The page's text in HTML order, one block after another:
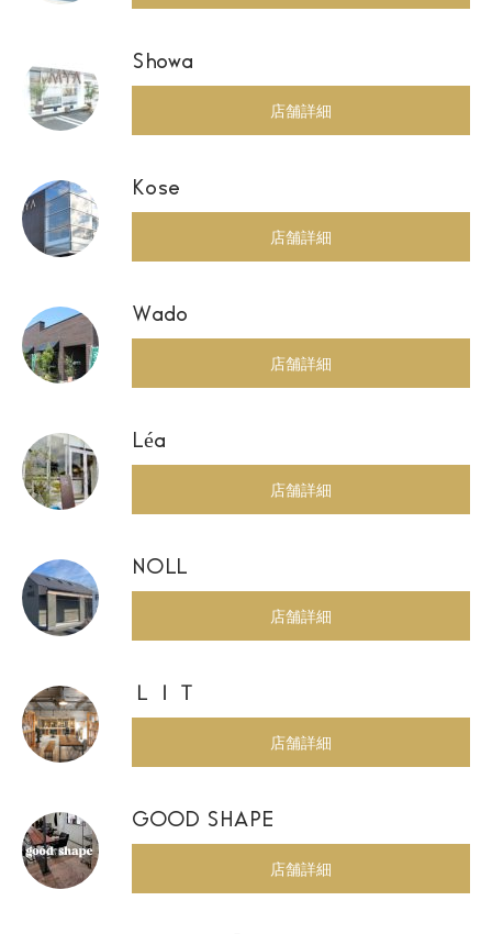
Showa
店舗詳細
Kose
店舗詳細
Wado
店舗詳細
Léa
店舗詳細
NOLL
店舗詳細
ＬＩＴ
店舗詳細
GOOD SHAPE
店舗詳細